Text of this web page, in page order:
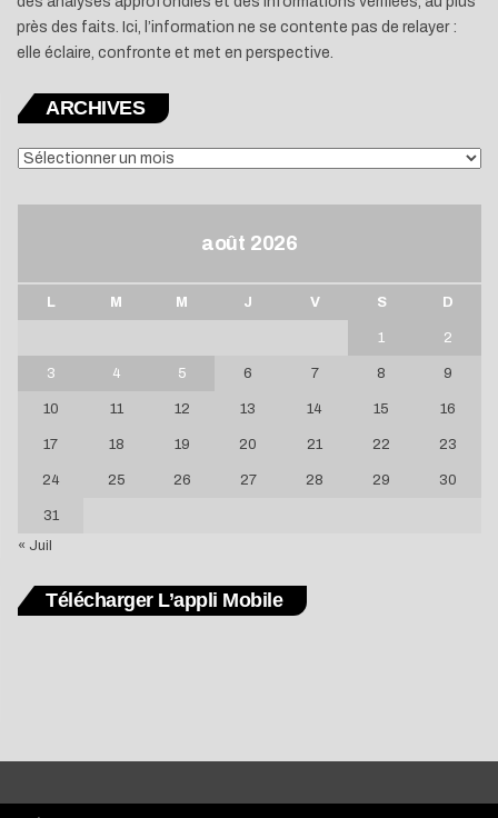
près des faits. Ici, l’information ne se contente pas de relayer :
elle éclaire, confronte et met en perspective.
ARCHIVES
ARCHIVES
août 2026
L M M J V S D
1 2
3 4 5 6 7 8 9
10 11 12 13 14 15 16
17 18 19 20 21 22 23
24 25 26 27 28 29 30
31
« Juil
Télécharger L’appli Mobile